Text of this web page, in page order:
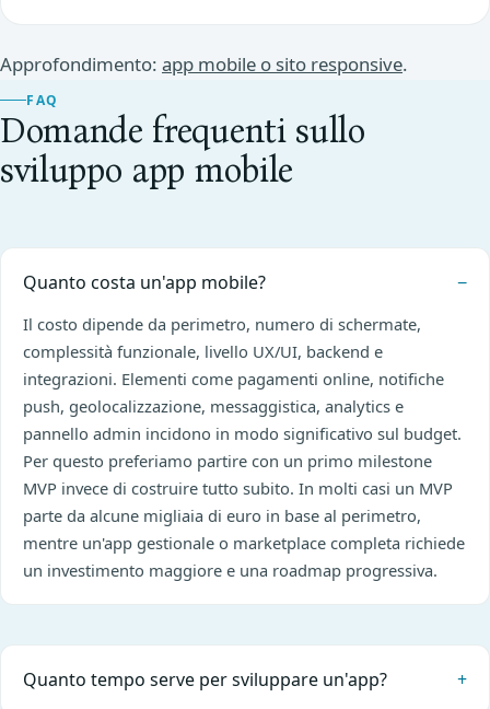
Approfondimento: app mobile o sito responsive.
FAQ
Domande frequenti sullo
sviluppo app mobile
Quanto costa un'app mobile?
Il costo dipende da perimetro, numero di schermate,
complessità funzionale, livello UX/UI, backend e
integrazioni. Elementi come pagamenti online, notifiche
push, geolocalizzazione, messaggistica, analytics e
pannello admin incidono in modo significativo sul budget.
Per questo preferiamo partire con un primo milestone
MVP invece di costruire tutto subito. In molti casi un MVP
parte da alcune migliaia di euro in base al perimetro,
mentre un'app gestionale o marketplace completa richiede
un investimento maggiore e una roadmap progressiva.
Quanto tempo serve per sviluppare un'app?